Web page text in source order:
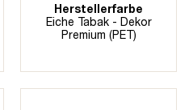
Herstellerfarbe
Eiche Tabak - Dekor
Premium (PET)